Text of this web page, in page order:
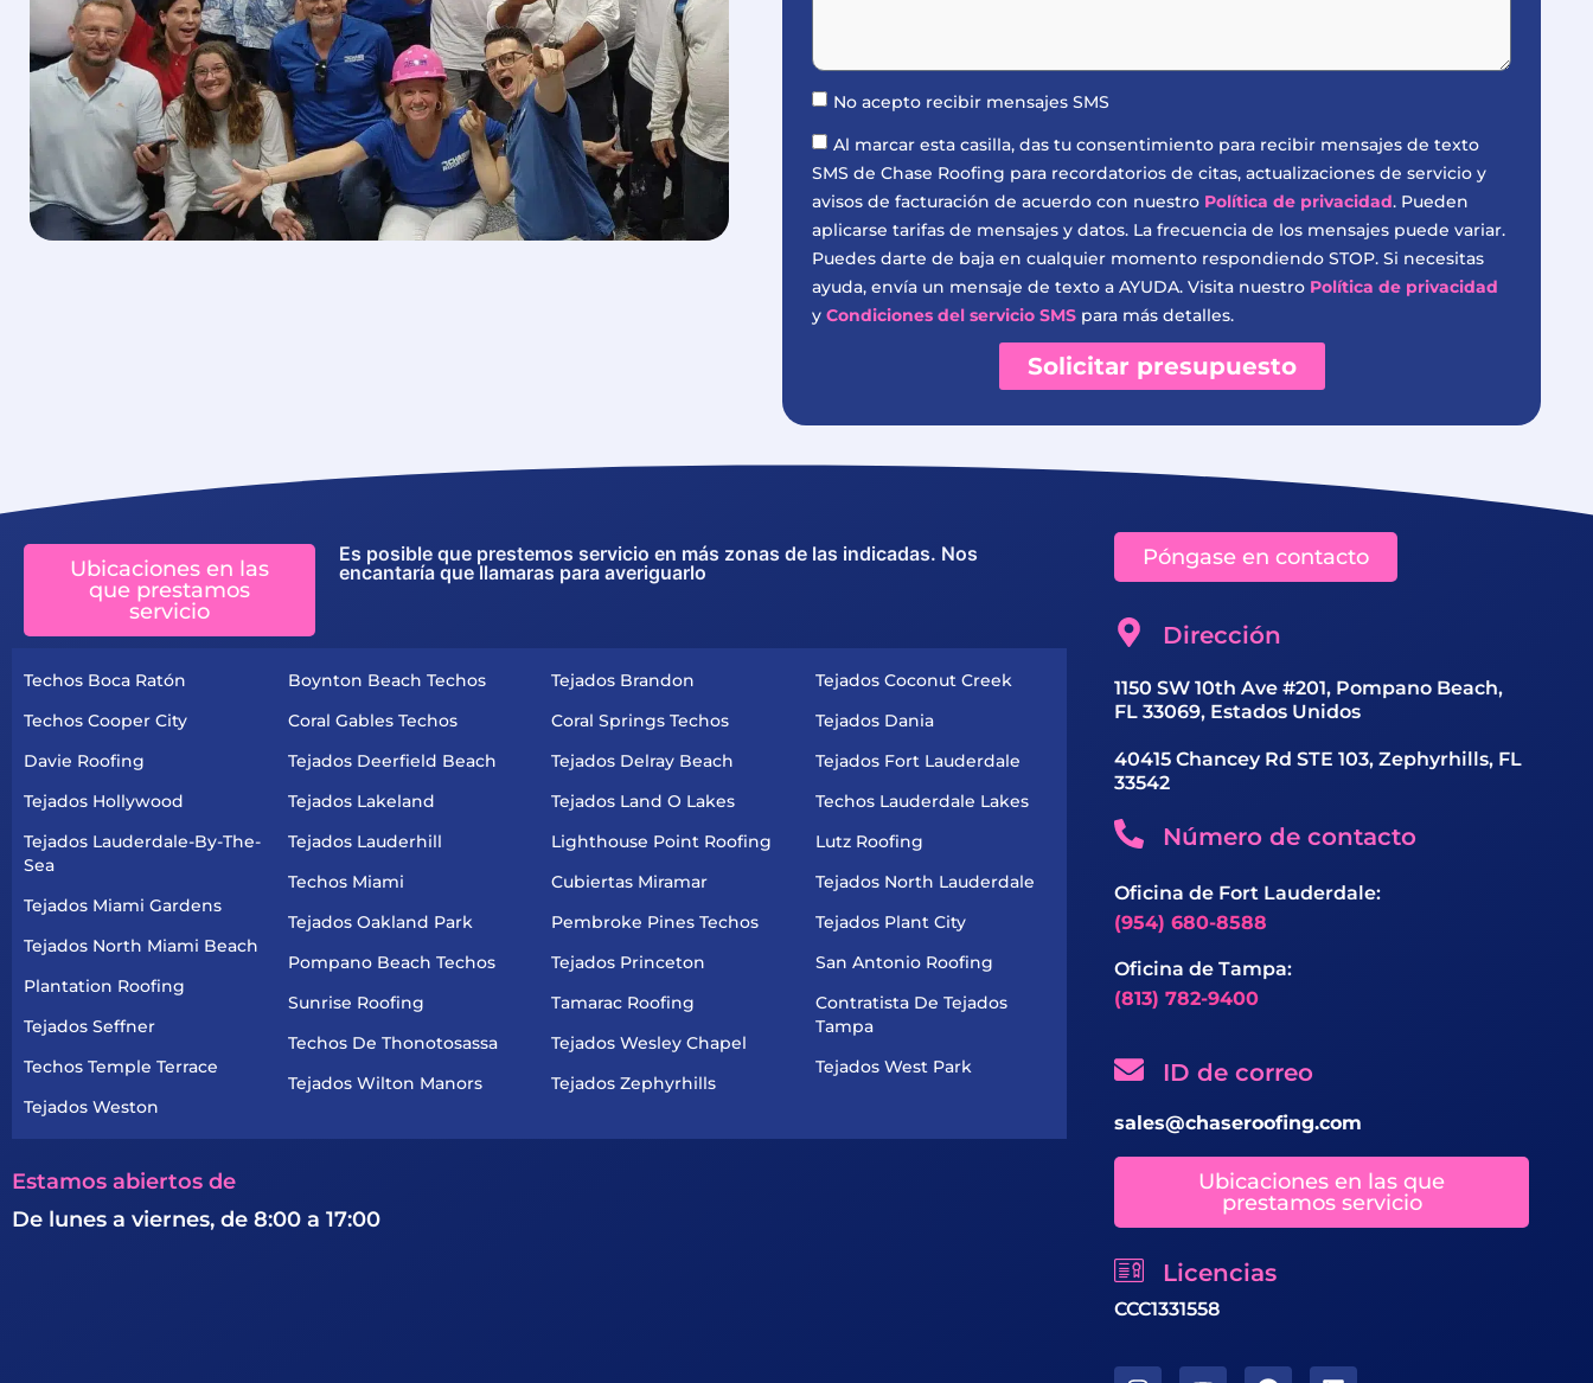
No acepto recibir mensajes SMS
Al marcar esta casilla, das tu consentimiento para recibir mensajes de texto
SMS de Chase Roofing para recordatorios de citas, actualizaciones de servicio y
avisos de facturación de acuerdo con nuestro Política de privacidad. Pueden
aplicarse tarifas de mensajes y datos. La frecuencia de los mensajes puede variar.
Puedes darte de baja en cualquier momento respondiendo STOP. Si necesitas
ayuda, envía un mensaje de texto a AYUDA. Visita nuestro Política de privacidad
y Condiciones del servicio SMS para más detalles.
Solicitar presupuesto
Ubicaciones en las
que prestamos
servicio
Es posible que prestemos servicio en más zonas de las indicadas. Nos
encantaría que llamaras para averiguarlo
Techos Boca Ratón
Techos Cooper City
Davie Roofing
Tejados Hollywood
Tejados Lauderdale-By-The-
Sea
Tejados Miami Gardens
Tejados North Miami Beach
Plantation Roofing
Tejados Seffner
Techos Temple Terrace
Tejados Weston
Boynton Beach Techos
Coral Gables Techos
Tejados Deerfield Beach
Tejados Lakeland
Tejados Lauderhill
Techos Miami
Tejados Oakland Park
Pompano Beach Techos
Sunrise Roofing
Techos De Thonotosassa
Tejados Wilton Manors
Tejados Brandon
Coral Springs Techos
Tejados Delray Beach
Tejados Land O Lakes
Lighthouse Point Roofing
Cubiertas Miramar
Pembroke Pines Techos
Tejados Princeton
Tamarac Roofing
Tejados Wesley Chapel
Tejados Zephyrhills
Tejados Coconut Creek
Tejados Dania
Tejados Fort Lauderdale
Techos Lauderdale Lakes
Lutz Roofing
Tejados North Lauderdale
Tejados Plant City
San Antonio Roofing
Contratista De Tejados
Tampa
Tejados West Park
Estamos abiertos de
De lunes a viernes, de 8:00 a 17:00
Póngase en contacto
Dirección
1150 SW 10th Ave #201, Pompano Beach,
FL 33069, Estados Unidos
40415 Chancey Rd STE 103, Zephyrhills, FL
33542
Número de contacto
Oficina de Fort Lauderdale:
(954) 680-8588
Oficina de Tampa:
(813) 782-9400
ID de correo
sales@chaseroofing.com
Ubicaciones en las que
prestamos servicio
Licencias
CCC1331558